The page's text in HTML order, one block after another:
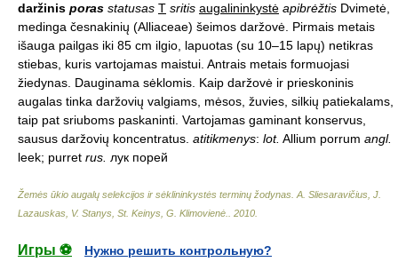
daržinis poras statusas T sritis augalininkystė apibrėžtis Dvimetė,
medinga česnakinių (Alliaceae) šeimos daržovė. Pirmais metais
išauga pailgas iki 85 cm ilgio, lapuotas (su 10–15 lapų) netikras
stiebas, kuris vartojamas maistui. Antrais metais formuojasi
žiedynas. Dauginama sėklomis. Kaip daržovė ir prieskoninis
augalas tinka daržovių valgiams, mėsos, žuvies, silkių patiekalams,
taip pat sriuboms paskaninti. Vartojamas gaminant konservus,
sausus daržovių koncentratus. atitikmenys: lot. Allium porrum angl.
leek; purret rus. лук порей
Žemės ūkio augalų selekcijos ir sėklininkystės terminų žodynas A. Sliesaravičius, J.
Lazauskas, V. Stanys, St. Keinys, G. Klimovienė.
2010
Игры ⚽
Нужно решить контрольную?